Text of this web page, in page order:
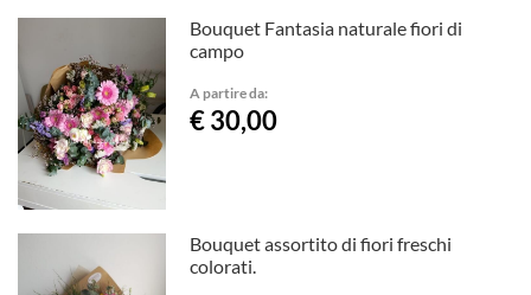
Bouquet Fantasia naturale fiori di
campo
A partire da:
€ 30,00
Bouquet assortito di fiori freschi
colorati.